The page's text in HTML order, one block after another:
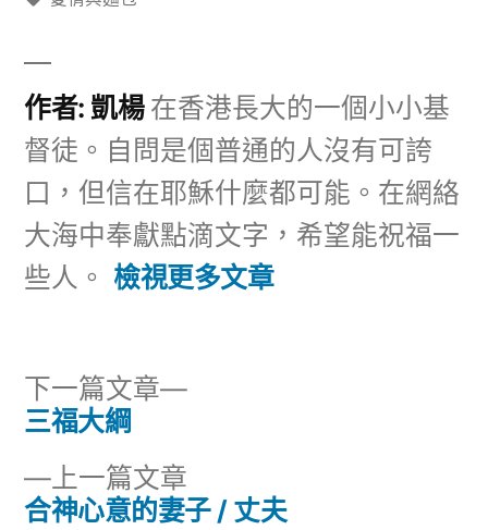
作者: 凱楊 在香港長大的一個小小基
督徒。自問是個普通的人沒有可誇
口，但信在耶穌什麼都可能。在網絡
大海中奉獻點滴文字，希望能祝福一
些人。 檢視更多文章
文
章
上一篇文章
一
合神心意的妻子 / 丈夫
下一篇文章
下
章:
三福大綱